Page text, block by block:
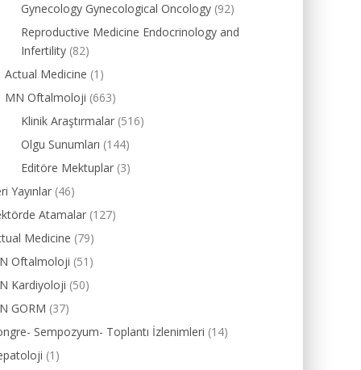
Gynecology Gynecological Oncology (92)
Reproductive Medicine Endocrinology and
Infertility (82)
Actual Medicine (1)
MN Oftalmoloji (663)
Klinik Araştırmalar (516)
Olgu Sunumları (144)
Editöre Mektuplar (3)
Yayınlar (46)
Atamalar (127)
Medicine (79)
Oftalmoloji (51)
Kardiyoloji (50)
GORM (37)
Sempozyum- Toplantı İzlenimleri (14)
(1)